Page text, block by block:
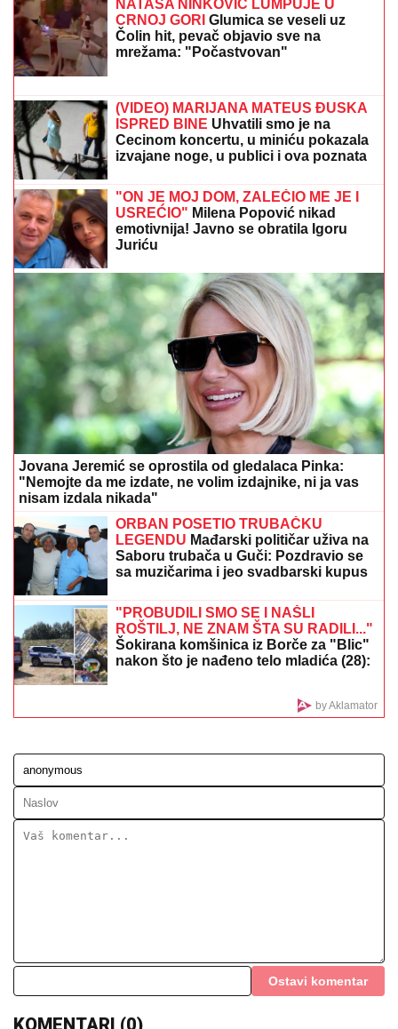
Nova opasna zaraza preti Srbiji: Bolest se sa stoke
prenosi na ljude, zaražena grla hitno eutanazirana!
(VIDEO) KRAH LJUBAVI JOŠ JEDNOG
RIJALITI PARA
Šutnula ga odmah
Ništa od preseljenja, pukla ljubav
preko noći
JELENA I SLOBA RADANOVIĆ
UHVAĆENI U CRNOJ GORI NAKON
SKANDALA:
Sa njima su i sinovi
(FOTO)
"ILIJAN UŽIVA KAO PRINC, NE ISPUŠTAMO GA IZ
RUKU"Ceca Ražnatović o unuku, porodici Gudelj i
Anastasiji: "Odlično se snašla, nisam je savetovala",
spomenula i novi album posle 10 godina
NAORUŽANI I MASKIRANI UPALI U
SUPERMARKET, USLEDILA JE
Budvi: Pretili menadžerki pištoljem,
ukrali ASTRONOMSKU sumu
(FOTO) EVO GDE SE NALAZI PRVI MUŽ JOVANE